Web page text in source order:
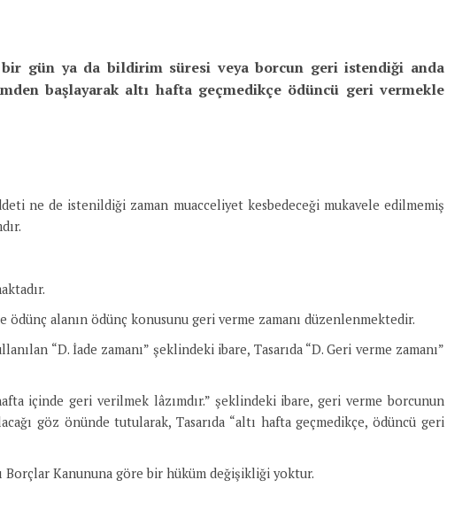
gün ya da bildirim süresi veya borcun geri istendiği anda
başlayarak altı hafta geçmedikçe ödüncü geri vermekle
ne de istenildiği zaman muacceliyet kesbedeceği mukavele edilmemiş
alanın ödünç konusunu geri verme zamanı düzenlenmektedir.
“D. İade zamanı” şeklindeki ibare, Tasarıda “D. Geri verme zamanı”
içinde geri verilmek lâzımdır.” şeklindeki ibare, geri verme borcunun
göz önünde tutularak, Tasarıda “altı hafta geçmedikçe, ödüncü geri
Borçlar Kanununa göre bir hüküm değişikliği yoktur.